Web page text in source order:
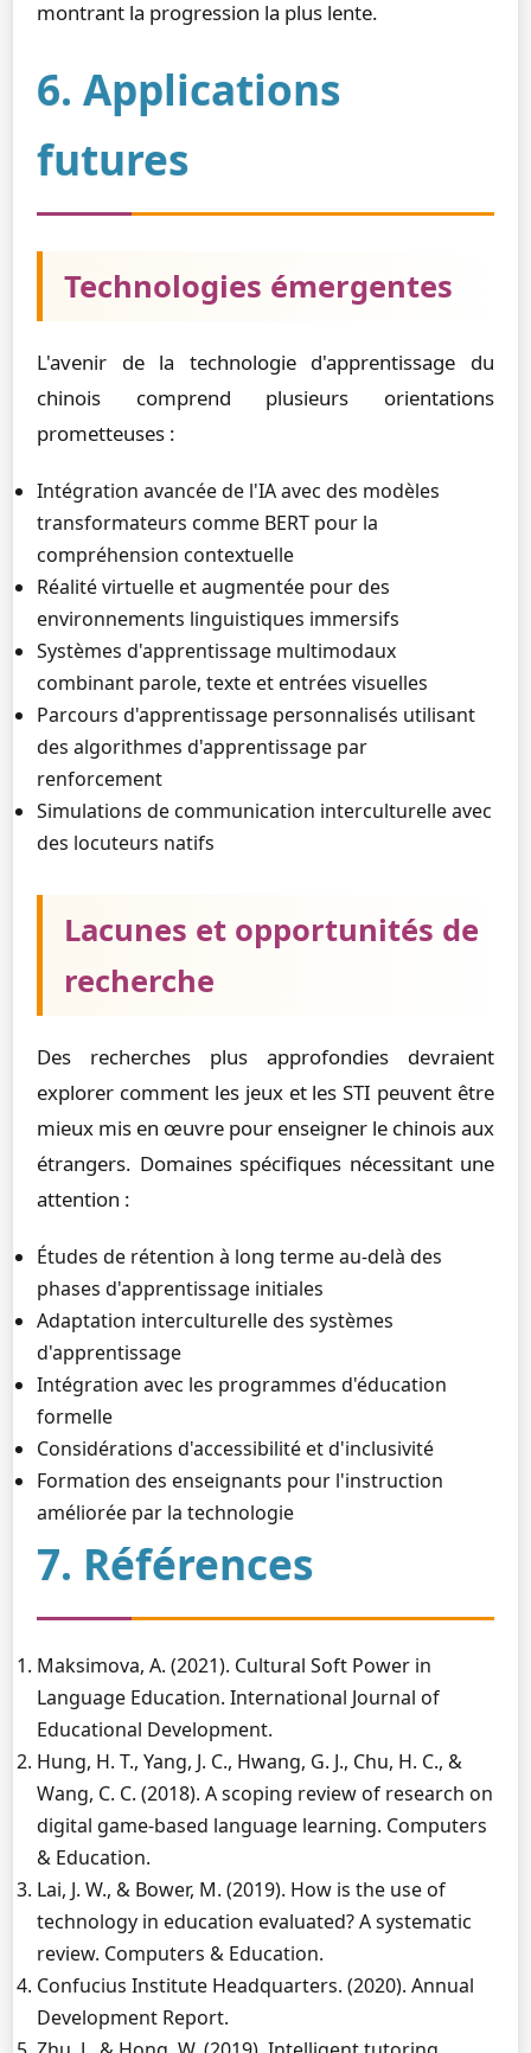
montrant la progression la plus lente.
6. Applications
futures
Technologies émergentes
L'avenir de la technologie d'apprentissage du
chinois comprend plusieurs orientations
prometteuses :
Intégration avancée de l'IA avec des modèles
transformateurs comme BERT pour la
compréhension contextuelle
Réalité virtuelle et augmentée pour des
environnements linguistiques immersifs
Systèmes d'apprentissage multimodaux
combinant parole, texte et entrées visuelles
Parcours d'apprentissage personnalisés utilisant
des algorithmes d'apprentissage par
renforcement
Simulations de communication interculturelle avec
des locuteurs natifs
Lacunes et opportunités de
recherche
Des recherches plus approfondies devraient
explorer comment les jeux et les STI peuvent être
mieux mis en œuvre pour enseigner le chinois aux
étrangers. Domaines spécifiques nécessitant une
attention :
Études de rétention à long terme au-delà des
phases d'apprentissage initiales
Adaptation interculturelle des systèmes
d'apprentissage
Intégration avec les programmes d'éducation
formelle
Considérations d'accessibilité et d'inclusivité
Formation des enseignants pour l'instruction
améliorée par la technologie
7. Références
Maksimova, A. (2021). Cultural Soft Power in
Language Education. International Journal of
Educational Development.
Hung, H. T., Yang, J. C., Hwang, G. J., Chu, H. C., &
Wang, C. C. (2018). A scoping review of research on
digital game-based language learning. Computers
& Education.
Lai, J. W., & Bower, M. (2019). How is the use of
technology in education evaluated? A systematic
review. Computers & Education.
Confucius Institute Headquarters. (2020). Annual
Development Report.